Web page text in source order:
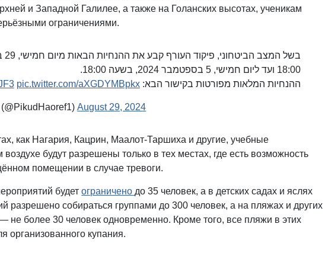
и Западной Галилее, а также на Голанских высотах, ученикам
ограничениями.
18:00 ועד ליום חמישי, 5 בספטמבר 2024, בשעה 18:00.
ההנחיות המלאות מפורטות בקישור הבא:pic.twitter.com/aXGDYMBpkx
&mdash; פיקוד העורף (@PikudHaoref1)August 29, 2024
как Нагария, Кацрин, Маалот-Таршиха и другие, учебные
будут разрешены только в тех местах, где есть возможность
помещении в случае тревоги.
будетограничено до 35 человек, а в детских садах и яслях
разрешено собираться группами до 300 человек, а на пляжах и других
не более 30 человек одновременно. Кроме того, все пляжи в этих
организованного купания.